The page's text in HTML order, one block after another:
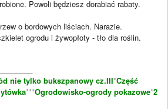
Powoli będziesz dorabiać rabaty.
o bordowych liściach. Narazie.
ogrodu i żywopłoty - tło dla roślin.
nie tylko bukszpanowy cz.III*Część
***Ogrodowisko-ogrody pokazowe*2